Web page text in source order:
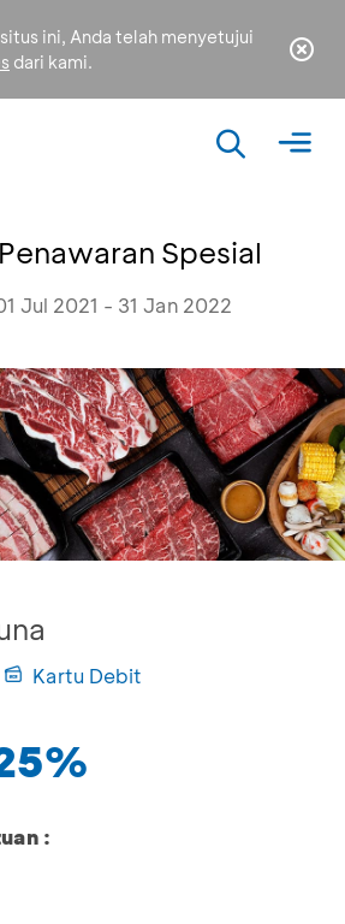
ini, Anda telah menyetujui
dari kami.
Spesial
Jul 2021 - 31 Jan 2022
Kartu Debit
: